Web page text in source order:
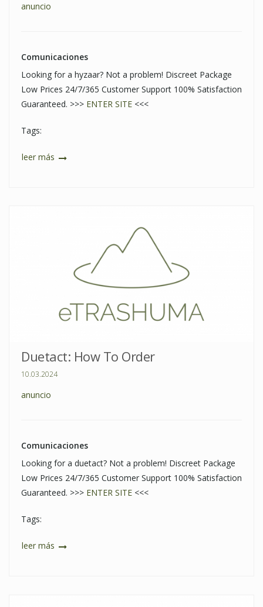
anuncio
Comunicaciones
Looking for a hyzaar? Not a problem! Discreet Package
Low Prices 24/7/365 Customer Support 100% Satisfaction
Guaranteed. >>> ENTER SITE <<<
Tags:
leer más
Duetact: How To Order
10.03.2024
anuncio
Comunicaciones
Looking for a duetact? Not a problem! Discreet Package
Low Prices 24/7/365 Customer Support 100% Satisfaction
Guaranteed. >>> ENTER SITE <<<
Tags:
leer más